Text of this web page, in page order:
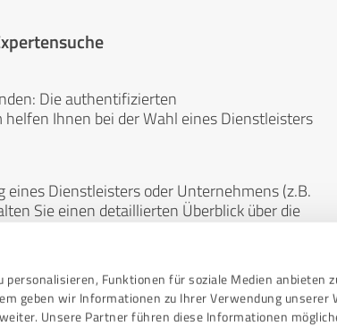
Funktionen für soziale Medien anbieten
geben wir Informationen zu Ihrer Verwendung unserer
Unsere Partner führen diese Informationen
Die authentifizierten
Ihnen bei der Wahl eines Dienstleisters
Dienstleisters oder Unternehmens (z.B.
Sie einen detaillierten Überblick über die
und neutral. Bewertungen von
werden und sind weder finanziell noch